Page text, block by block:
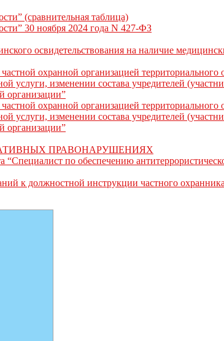
(сравнительная таблица)
30 ноября 2024 года N 427-ФЗ
освидетельствования на наличие
охранной организацией
услуги, изменении состава учредителей
организации”
охранной организацией
услуги, изменении состава учредителей
организации”
ПРАВОНАРУШЕНИЯХ
по обеспечению
к должностной инструкции частного